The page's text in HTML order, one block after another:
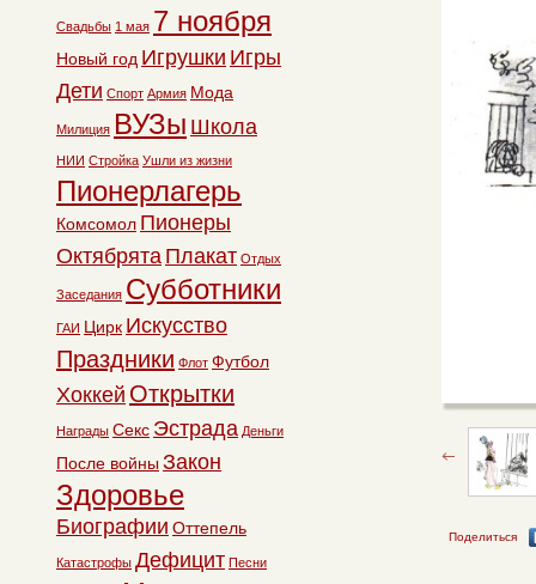
Поделиться
Свадьбы 1 мая 7 ноября
Новый год Игрушки Игры
Дети Спорт Армия Мода
Милиция ВУЗы Школа
НИИ Стройка Ушли из жизни
Пионерлагерь
Комсомол Пионеры
Октябрята Плакат Отдых
Заседания Субботники
ГАИ Цирк Искусство
Праздники Флот Футбол
Хоккей Открытки
Награды Секс Эстрада Деньги
После войны Закон
Здоровье
Биографии Оттепель
Катастрофы Дефицит Песни